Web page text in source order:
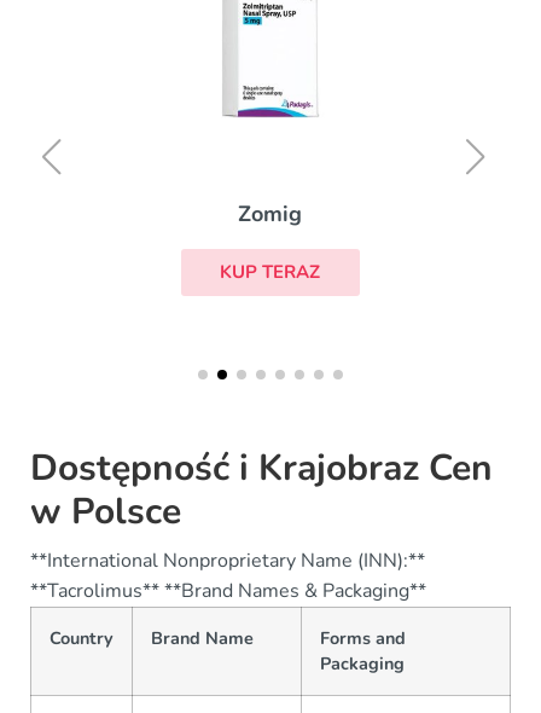
Zomig
KUP TERAZ
Dostępność i Krajobraz Cen
w Polsce
**International Nonproprietary Name (INN):**
**Tacrolimus** **Brand Names & Packaging**
Country Brand Name
Forms and
Packaging